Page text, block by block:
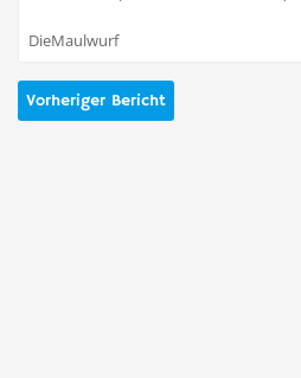
DieMaulwurf
Vorheriger Bericht